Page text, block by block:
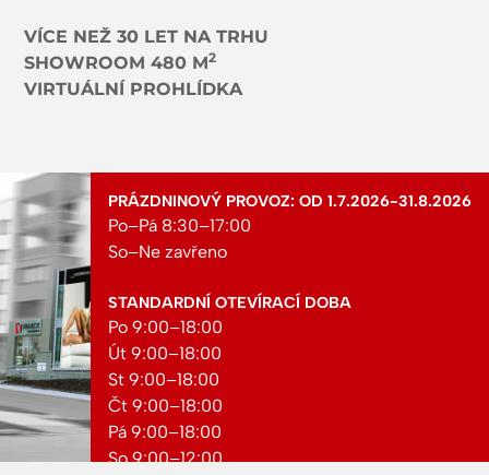
VÍCE NEŽ 30 LET NA TRHU
SHOWROOM 480 M2
VIRTUÁLNÍ PROHLÍDKA
PRÁZDNINOVÝ PROVOZ: OD 1.7.2026-31.8.2026
Po–Pá 8:30–17:00
So–Ne zavřeno
STANDARDNÍ OTEVÍRACÍ DOBA
Po 9:00–18:00
Út 9:00–18:00
St 9:00–18:00
Čt 9:00–18:00
Pá 9:00–18:00
So 9:00–12:00